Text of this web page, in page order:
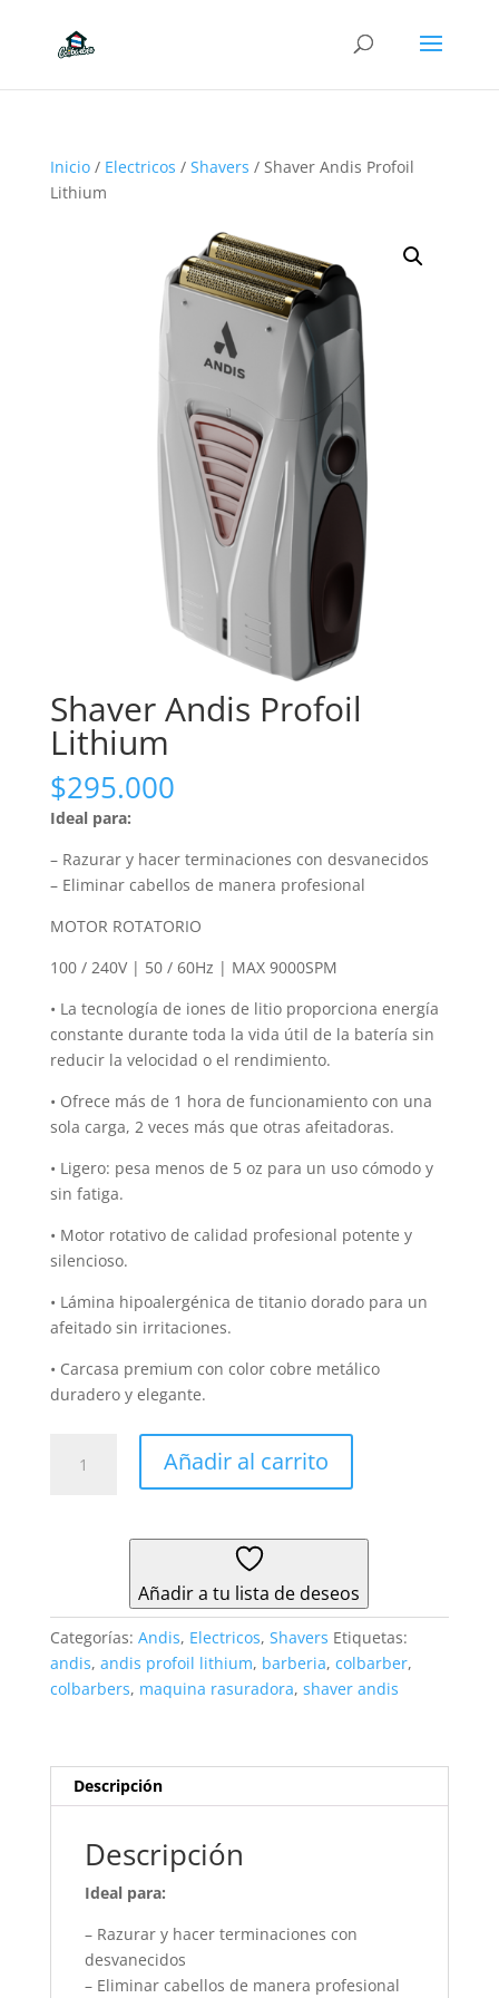
Inicio/ Electricos / Shavers / Shaver Andis Profoil
Lithium
Shaver Andis Profoil
Lithium
$295.000
Ideal para:
– Razurar y hacer terminaciones con desvanecidos
– Eliminar cabellos de manera profesional
MOTOR ROTATORIO
100 / 240V | 50 / 60Hz | MAX 9000SPM
• La tecnología de iones de litio proporciona energía
constante durante toda la vida útil de la batería sin
reducir la velocidad o el rendimiento.
• Ofrece más de 1 hora de funcionamiento con una
sola carga, 2 veces más que otras afeitadoras.
• Ligero: pesa menos de 5 oz para un uso cómodo y
sin fatiga.
• Motor rotativo de calidad profesional potente y
silencioso.
• Lámina hipoalergénica de titanio dorado para un
afeitado sin irritaciones.
• Carcasa premium con color cobre metálico
duradero y elegante.
Andis
Añadir al carrito
Añadir a tu lista de deseos
Categorías: Andis, Electricos, Shavers Etiquetas:
andis, andis profoil lithium, barberia, colbarber,
colbarbers, maquina rasuradora, shaver andis
Descripción
Descripción
Ideal para:
– Razurar y hacer terminaciones con
desvanecidos
– Eliminar cabellos de manera profesional